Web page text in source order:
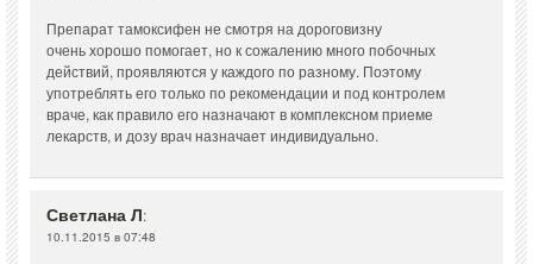
Препарат тамоксифен не смотря на дороговизну
очень хорошо помогает, но к сожалению много побочных
действий, проявляются у каждого по разному. Поэтому
употреблять его только по рекомендации и под контролем
враче, как правило его назначают в комплексном приеме
лекарств, и дозу врач назначает индивидуально.
Светлана Л:
10.11.2015 в 07:48